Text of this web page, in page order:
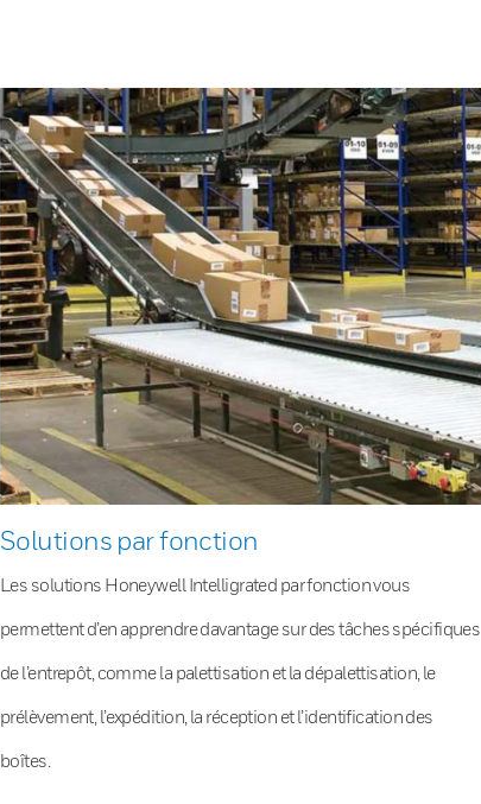
Solutions par fonction
Les solutions Honeywell Intelligrated par fonction vous
permettent d’en apprendre davantage sur des tâches spécifiques
de l’entrepôt, comme la palettisation et la dépalettisation, le
prélèvement, l’expédition, la réception et l’identification des
boîtes.